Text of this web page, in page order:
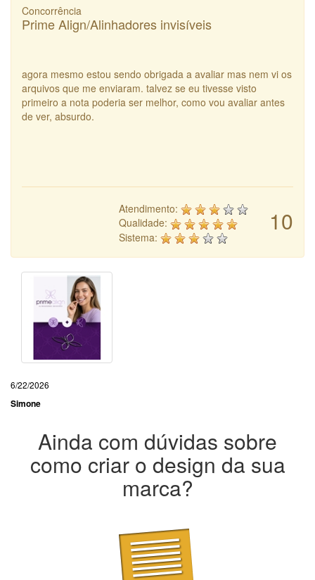
Concorrência
Prime Align/Alinhadores invisíveis
agora mesmo estou sendo obrigada a avaliar mas nem vi os
arquivos que me enviaram. talvez se eu tivesse visto
primeiro a nota poderia ser melhor, como vou avaliar antes
de ver, absurdo.
10
Atendimento:
Qualidade:
Sistema:
6/22/2026
Simone
Ainda com dúvidas sobre
como criar o design da sua
marca?